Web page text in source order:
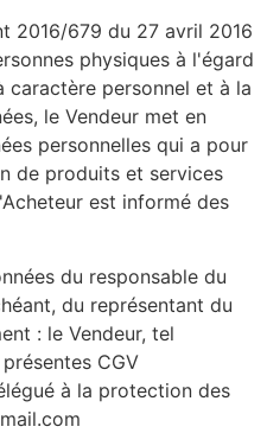
2016/679 du 27 avril 2016
physiques à l'égard
caractère personnel et à la
le Vendeur met en
personnelles qui a pour
de produits et services
est informé des
du responsable du
du représentant du
: le Vendeur, tel
CGV
à la protection des